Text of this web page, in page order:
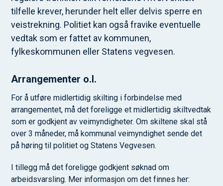
tilfelle krever, herunder helt eller delvis sperre en
veistrekning. Politiet kan også fravike eventuelle
vedtak som er fattet av kommunen,
fylkeskommunen eller Statens vegvesen.
Arrangementer o.l.
For å utføre midlertidig skilting i forbindelse med
arrangementet, må det foreligge et midlertidig skiltvedtak
som er godkjent av veimyndigheter. Om skiltene skal stå
over 3 måneder, må kommunal veimyndighet sende det
på høring til politiet og Statens Vegvesen.
I tillegg må det foreligge godkjent søknad om
arbeidsvarsling. Mer informasjon om det finnes her: